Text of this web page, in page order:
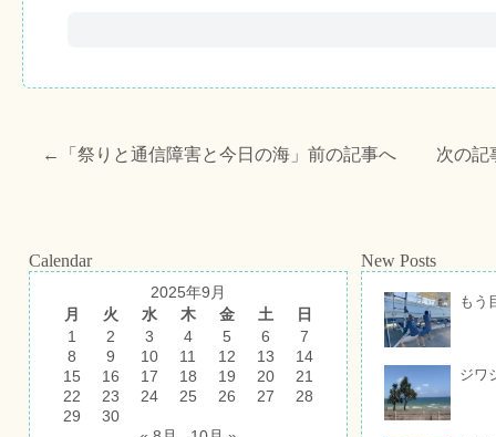
←「 祭りと通信障害と今日の海」前の記事へ 次の記
Calendar
2025年9月
月
火 水 木 金 土
日
1
2 3 4 5 6
7
8
9 10 11 12 13
14
15
16 17 18 19 20
21
22
23 24 25 26 27
28
29
30
New Posts
もう
ジワ